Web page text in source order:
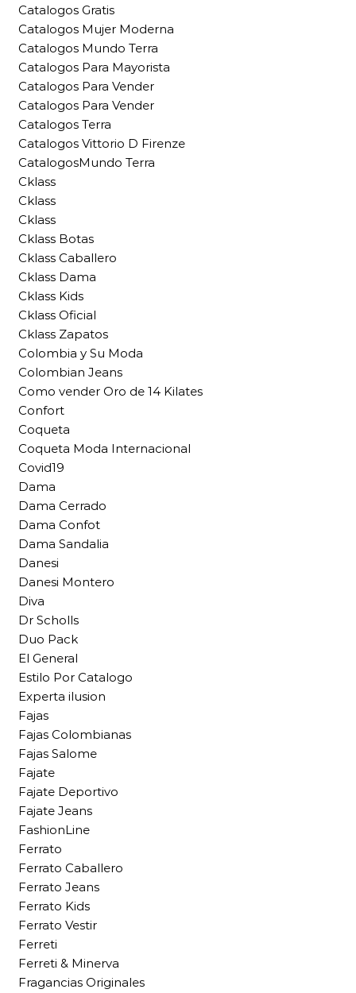
Catalogos Gratis
Catalogos Mujer Moderna
Catalogos Mundo Terra
Catalogos Para Mayorista
Catalogos Para Vender
Catalogos Para Vender
Catalogos Terra
Catalogos Vittorio D Firenze
CatalogosMundo Terra
Cklass
Cklass
Cklass
Cklass Botas
Cklass Caballero
Cklass Dama
Cklass Kids
Cklass Oficial
Cklass Zapatos
Colombia y Su Moda
Colombian Jeans
Como vender Oro de 14 Kilates
Confort
Coqueta
Coqueta Moda Internacional
Covid19
Dama
Dama Cerrado
Dama Confot
Dama Sandalia
Danesi
Danesi Montero
Diva
Dr Scholls
Duo Pack
El General
Estilo Por Catalogo
Experta ilusion
Fajas
Fajas Colombianas
Fajas Salome
Fajate
Fajate Deportivo
Fajate Jeans
FashionLine
Ferrato
Ferrato Caballero
Ferrato Jeans
Ferrato Kids
Ferrato Vestir
Ferreti
Ferreti & Minerva
Fragancias Originales